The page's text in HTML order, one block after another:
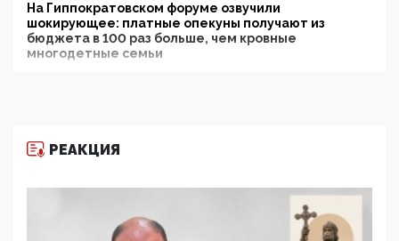
На Гиппократовском форуме озвучили
шокирующее: платные опекуны получают из
бюджета в 100 раз больше, чем кровные
многодетные семьи
11:53, 09 Июня 2026
деятельность ИИТО ЮНЕСКО в России, но
цифроглобалисты продолжают определять
повестку в образовании
РЕАКЦИЯ